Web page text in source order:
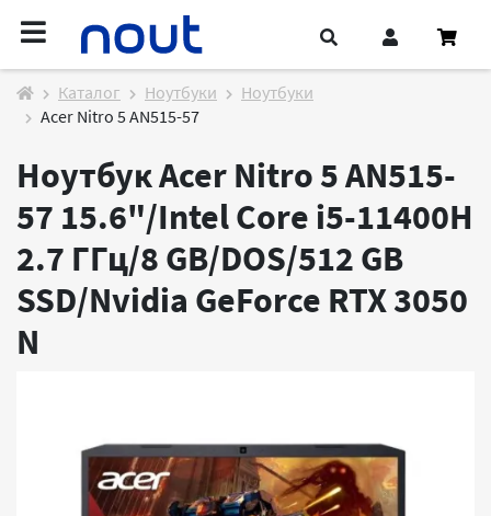
Каталог Ноутбуки
Ноутбуки
Acer Nitro 5 AN515-57
Ноутбук Acer Nitro 5 AN515-
57 15.6"/Intel Core i5-11400H
2.7 ГГц/8 GB/DOS/512 GB
SSD/Nvidia GeForce RTX 3050
N